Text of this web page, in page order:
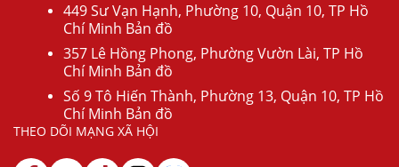
449 Sư Vạn Hạnh, Phường 10, Quận 10, TP Hồ
Chí Minh Bản đồ
357 Lê Hồng Phong, Phường Vườn Lài, TP Hồ
Chí Minh Bản đồ
Số 9 Tô Hiến Thành, Phường 13, Quận 10, TP Hồ
Chí Minh Bản đồ
THEO DÕI MẠNG XÃ HỘI